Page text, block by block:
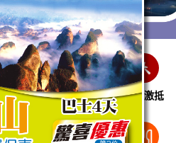
即時特惠 休閒娛樂 會員激抵